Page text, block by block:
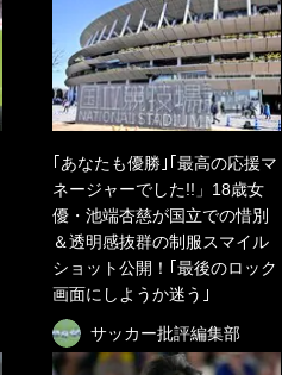
｢あなたも優勝｣｢最高の応援マ
ネージャーでした!!」18歳女
優・池端杏慈が国立での惜別
＆透明感抜群の制服スマイル
ショット公開！｢最後のロック
画面にしようか迷う｣
サッカー批評編集部